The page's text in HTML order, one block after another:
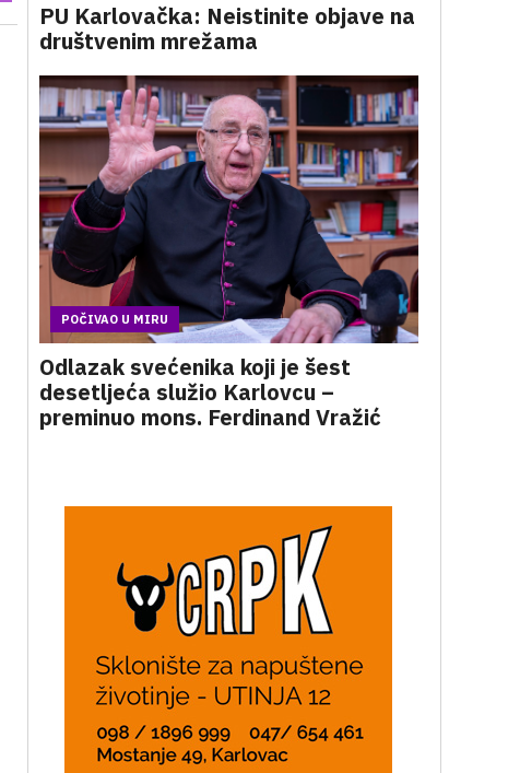
PU Karlovačka: Neistinite objave na
društvenim mrežama
POČIVAO U MIRU
Odlazak svećenika koji je šest
desetljeća služio Karlovcu –
preminuo mons. Ferdinand Vražić